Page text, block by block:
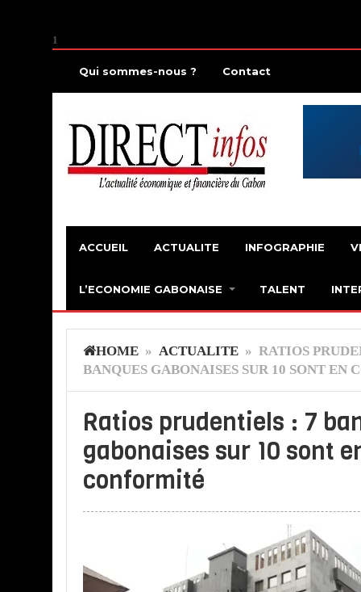
1
Qui sommes-nous ? Contact
ACCUEIL ACTUALITE INFOGRAPHIE
L’ECONOMIE GABONAISE TALENT
HOME » ACTUALITE » RATIOS
BANQUES GABONAISES SUR 10 SONT EN
Ratios prudentiels : 7
gabonaises sur 10 sont
conformité